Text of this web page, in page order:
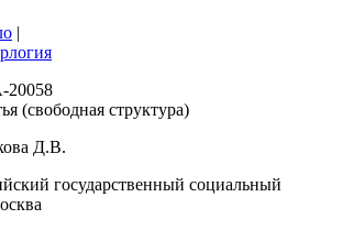
|
20058
(свободная структура)
Д.В.
государственный социальный